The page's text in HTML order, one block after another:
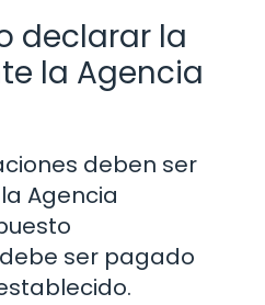
declarar la
la Agencia
deben ser
Agencia
ser pagado